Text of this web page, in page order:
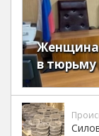
Женщина
в тюрьму